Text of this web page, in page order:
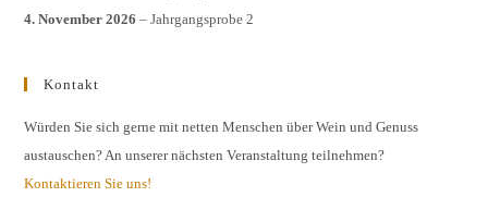
4. November 2026 – Jahrgangsprobe 2
Kontakt
Würden Sie sich gerne mit netten Menschen über Wein und Genuss
austauschen? An unserer nächsten Veranstaltung teilnehmen?
Kontaktieren Sie uns!